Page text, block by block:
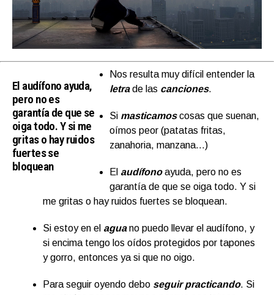
El audífono ayuda,
pero no es
garantía de que se
oiga todo. Y si me
gritas o hay ruidos
fuertes se
bloquean
Nos resulta muy difícil entender la
letrade las canciones.
Si masticamoscosas que suenan,
oímos peor (patatas fritas,
zanahoria, manzana…)
El audífonoayuda, pero no es
garantía de que se oiga todo. Y si
me gritas o hay ruidos fuertes se bloquean.
Si estoy en el aguano puedo llevar el audífono, y
si encima tengo los oídos protegidos por tapones
y gorro, entonces ya si que no oigo.
Para seguir oyendo debo seguir practicando. Si